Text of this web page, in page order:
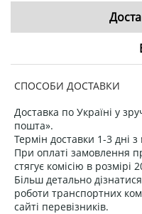
СПОСОБИ ДОСТАВКИ
Доставка по Україні у
пошта».
Термін доставки 1-3 дні
При оплаті замовлення
стягує комісію в розмірі
Більш детально
роботи транспортних
сайті перевізників.